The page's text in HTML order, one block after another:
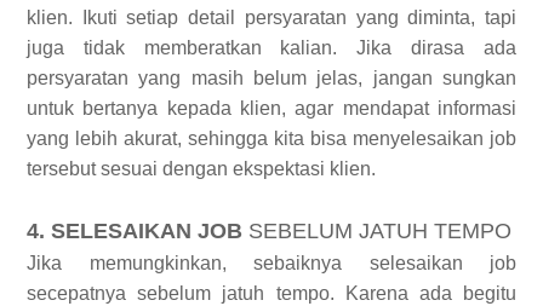
klien. Ikuti setiap detail persyaratan yang diminta, tapi
juga tidak memberatkan kalian. Jika dirasa ada
persyaratan yang masih belum jelas, jangan sungkan
untuk bertanya kepada klien, agar mendapat informasi
yang lebih akurat, sehingga kita bisa menyelesaikan job
tersebut sesuai dengan ekspektasi klien.
4. SELESAIKAN JOB SEBELUM JATUH TEMPO
Jika memungkinkan, sebaiknya selesaikan job
secepatnya sebelum jatuh tempo. Karena ada begitu